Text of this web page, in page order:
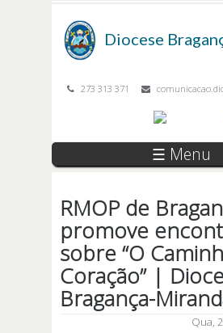
Diocese
273 313 371
☰ Menu
RMOP de
promove
sobre “O
Coração” |
Bragança-
Qua,